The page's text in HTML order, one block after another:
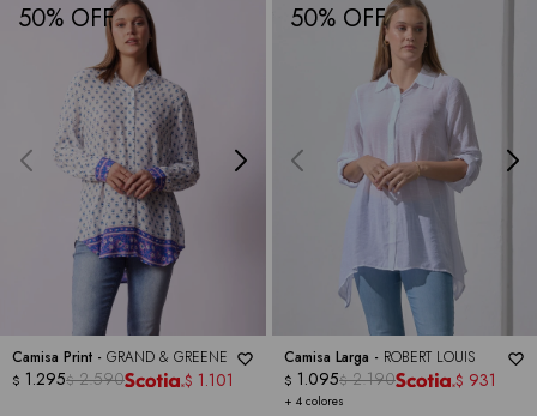
50
Camisa Print - GRAND & GREENE
$ 1.295$ 2.590 $ 1.101
50
Camisa Larga - ROBERT LOUIS
+ 4 colores
$ 1.095$ 2.190 $ 931